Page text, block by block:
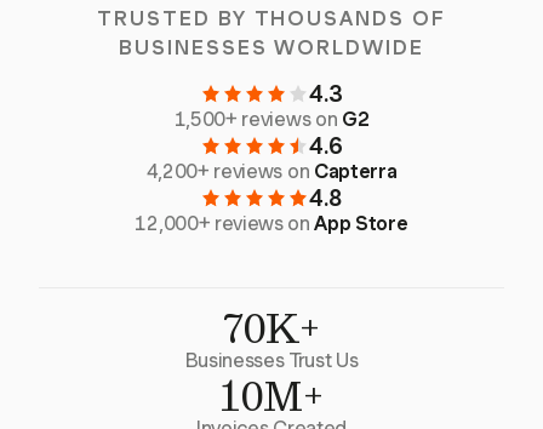
TRUSTED BY THOUSANDS OF
BUSINESSES WORLDWIDE
4.3
1,500+ reviews on G2
4.6
4,200+ reviews on Capterra
4.8
12,000+ reviews onApp Store
70K+
Businesses Trust Us
10M+